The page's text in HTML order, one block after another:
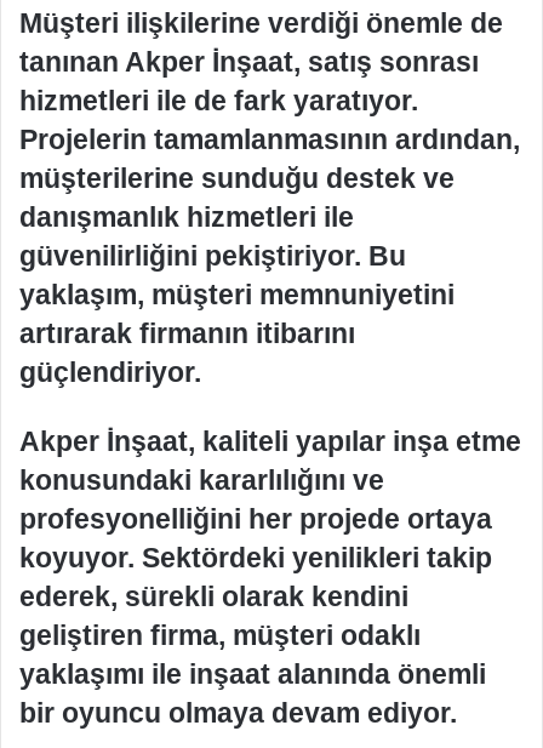
Müşteri ilişkilerine verdiği önemle de
tanınan Akper İnşaat, satış sonrası
hizmetleri ile de fark yaratıyor.
Projelerin tamamlanmasının ardından,
müşterilerine sunduğu destek ve
danışmanlık hizmetleri ile
güvenilirliğini pekiştiriyor. Bu
yaklaşım, müşteri memnuniyetini
artırarak firmanın itibarını
güçlendiriyor.
Akper İnşaat, kaliteli yapılar inşa etme
konusundaki kararlılığını ve
profesyonelliğini her projede ortaya
koyuyor. Sektördeki yenilikleri takip
ederek, sürekli olarak kendini
geliştiren firma, müşteri odaklı
yaklaşımı ile inşaat alanında önemli
bir oyuncu olmaya devam ediyor.